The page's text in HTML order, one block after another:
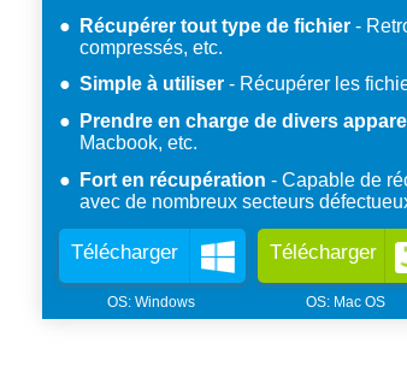
Récupérer tout type de fichier
compressés, etc.
Simple à utiliser
Récupérer les
Prendre en charge de divers
Macbook, etc.
Fort en récupération
Capable de
avec de nombreux secteurs
Télécharger Télécharger